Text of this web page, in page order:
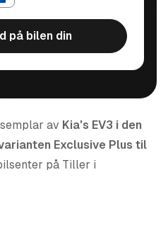
på bilen din
av Kia's EV3 i den
Exclusive Plus til
på Tiller i